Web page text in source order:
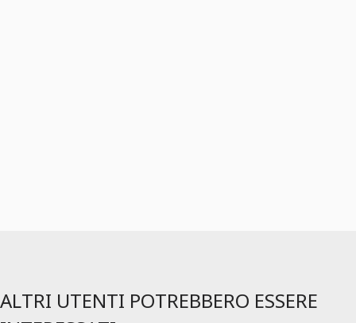
ALTRI UTENTI POTREBBERO ESSERE